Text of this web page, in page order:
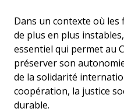
Dans un contexte où
de plus en plus
essentiel qui permet au
préserver son
de la solidarité
coopération, la justice
durable.